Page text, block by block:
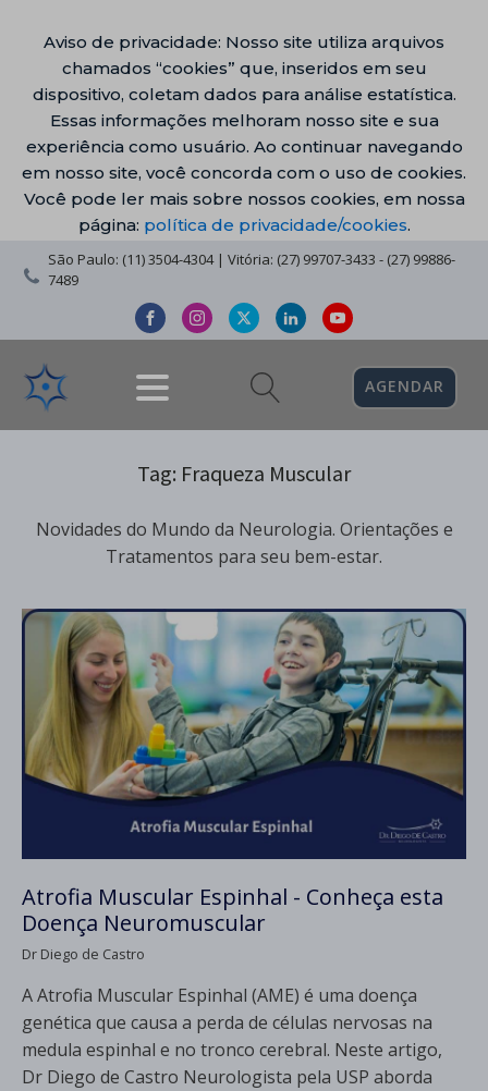
Aviso de privacidade: Nosso site utiliza arquivos
chamados “cookies” que, inseridos em seu
dispositivo, coletam dados para análise estatística.
Essas informações melhoram nosso site e sua
experiência como usuário. Ao continuar navegando
em nosso site, você concorda com o uso de cookies.
Você pode ler mais sobre nossos cookies, em nossa
página: política de privacidade/cookies.
São Paulo: (11) 3504-4304 | Vitória: (27) 99707-3433 - (27) 99886-
7489
AGENDAR
Tag: Fraqueza Muscular
Novidades do Mundo da Neurologia. Orientações e
Tratamentos para seu bem-estar.
Atrofia Muscular Espinhal - Conheça esta
Doença Neuromuscular
Dr Diego de Castro
A Atrofia Muscular Espinhal (AME) é uma doença
genética que causa a perda de células nervosas na
medula espinhal e no tronco cerebral. Neste artigo,
Dr Diego de Castro Neurologista pela USP aborda